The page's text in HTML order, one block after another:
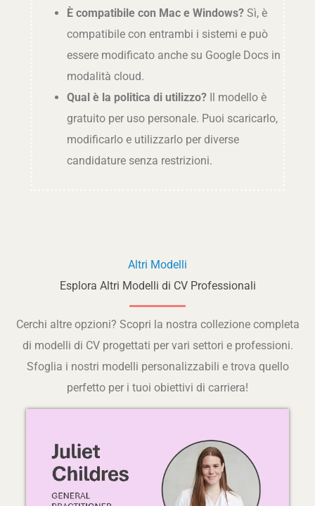
È compatibile con Mac e Windows?Sì, è
compatibile con entrambi i sistemi e può
essere modificato anche su Google Docs in
modalità cloud.
Qual è la politica di utilizzo?Il modello è
gratuito per uso personale. Puoi scaricarlo,
modificarlo e utilizzarlo per diverse
candidature senza restrizioni.
Altri Modelli
Esplora Altri Modelli di CV Professionali
Cerchi altre opzioni? Scopri la nostra collezione completa
di modelli di CV progettati per vari settori e professioni.
Sfoglia i nostri modelli personalizzabili e trova quello
perfetto per i tuoi obiettivi di carriera!